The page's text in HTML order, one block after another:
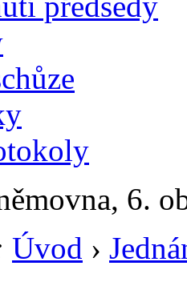
6.
Úvod ›